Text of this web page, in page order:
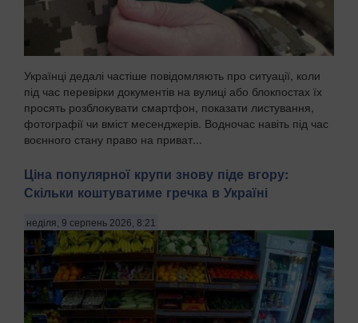
Українці дедалі частіше повідомляють про ситуації, коли
під час перевірки документів на вулиці або блокпостах їх
просять розблокувати смартфон, показати листування,
фотографії чи вміст месенджерів. Водночас навіть під час
воєнного стану право на приват...
Ціна популярної крупи знову піде вгору:
Скільки коштуватиме гречка в Україні
неділя, 9 серпень 2026, 8:21